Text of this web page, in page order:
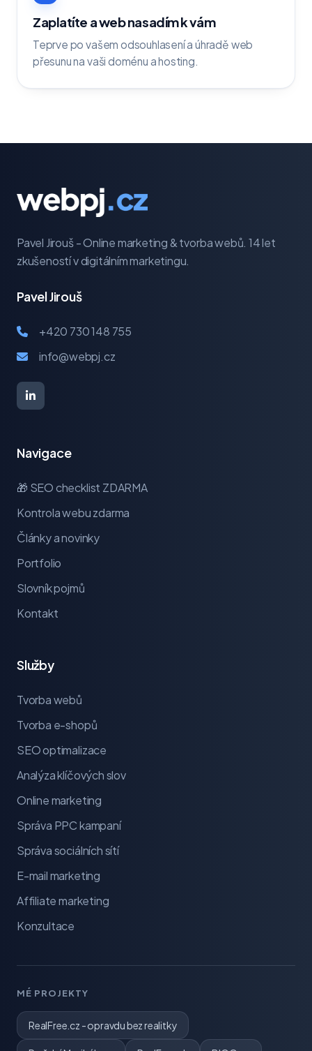
Zaplatíte a web nasadím k vám
Teprve po vašem odsouhlasení a úhradě web
přesunu na vaši doménu a hosting.
Pavel Jirouš - Online marketing & tvorba webů. 14 let
zkušeností v digitálním marketingu.
Pavel Jirouš
+420 730 148 755
info@webpj.cz
Navigace
🎁 SEO checklist ZDARMA
Kontrola webu zdarma
Články a novinky
Portfolio
Slovník pojmů
Kontakt
Služby
Tvorba webů
Tvorba e-shopů
SEO optimalizace
Analýza klíčových slov
Online marketing
Správa PPC kampaní
Správa sociálních sítí
E-mail marketing
Affiliate marketing
Konzultace
MÉ PROJEKTY
RealFree.cz - opravdu bez realitky